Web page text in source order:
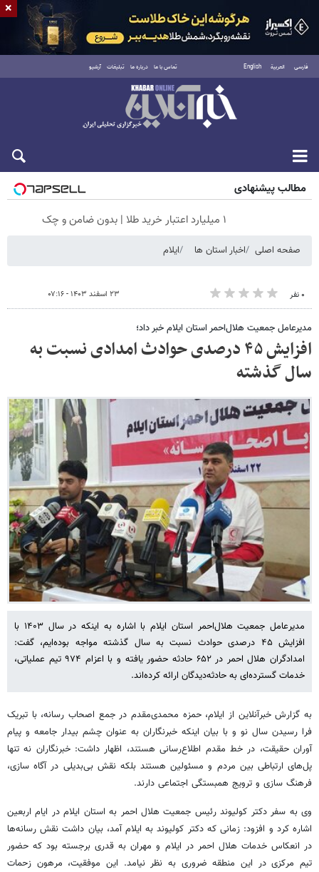
فارسی العربية English تماس با ما درباره ما تبلیغات آرشیو
شنبه ۱۷ مرداد ۱۴۰۵
مطالب پیشنهادی
۱ میلیارد اعتبار خرید طلا | بدون ضامن و چک
صفحه اصلی اخبار استان ها ایلام
۰ نفر ۲۳ اسفند ۱۴۰۳ - ۰۷:۱۶
مدیرعامل جمعیت هلال‌احمر استان ایلام خبر داد؛
افزایش ۴۵ درصدی حوادث امدادی نسبت به
سال گذشته
مدیرعامل جمعیت هلال‌احمر استان ایلام با اشاره به اینکه در سال ۱۴۰۳ با
افزایش ۴۵ درصدی حوادث نسبت به سال گذشته مواجه بوده‌ایم، گفت:
امدادگران هلال‌ احمر در ۶۵۲ حادثه حضور یافته و با اعزام ۹۷۴ تیم عملیاتی،
خدمات گسترده‌ای به حادثه‌دیدگان ارائه کرده‌اند.
به گزارش خبرآنلاین از ایلام، حمزه محمدی‌مقدم در جمع اصحاب رسانه، با تبریک
فرا رسیدن سال نو و با بیان اینکه خبرنگاران به عنوان چشم بیدار جامعه و پیام
آوران حقیقت، در خط مقدم اطلاع‌رسانی هستند، اظهار داشت: خبرنگاران نه تنها
پل‌های ارتباطی بین مردم و مسئولین هستند بلکه نقش بی‌بدیلی در آگاه سازی،
فرهنگ سازی و ترویج همبستگی اجتماعی دارند.
وی به سفر دکتر کولیوند رئیس جمعیت هلال احمر به استان ایلام در ایام اربعین
اشاره کرد و افزود: زمانی که دکتر کولیوند به ایلام آمد، بیان داشت نقش رسانه‌ها
در انعکاس خدمات هلال احمر در ایلام و مهران به قدری برجسته بود که حضور
تیم مرکزی در این منطقه ضروری به نظر نیامد. این موفقیت، مرهون زحمات
×